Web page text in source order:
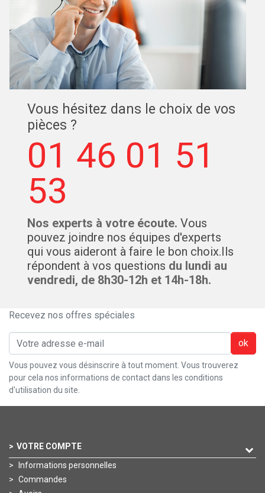
Vous hésitez dans le choix de vos
pièces ?
01 46 01 51
53
Nos experts à votre écoute. Vous
pouvez joindre nos équipes d'experts
qui vous aideront à faire le bon choix.Ils
répondent à vos questions du lundi au
vendredi, de 8h30-12h et 14h-18h.
Recevez nos offres spéciales
ok
Vous pouvez vous désinscrire à tout moment. Vous trouverez
pour cela nos informations de contact dans les conditions
d'utilisation du site.
VOTRE COMPTE
Informations personnelles
Commandes